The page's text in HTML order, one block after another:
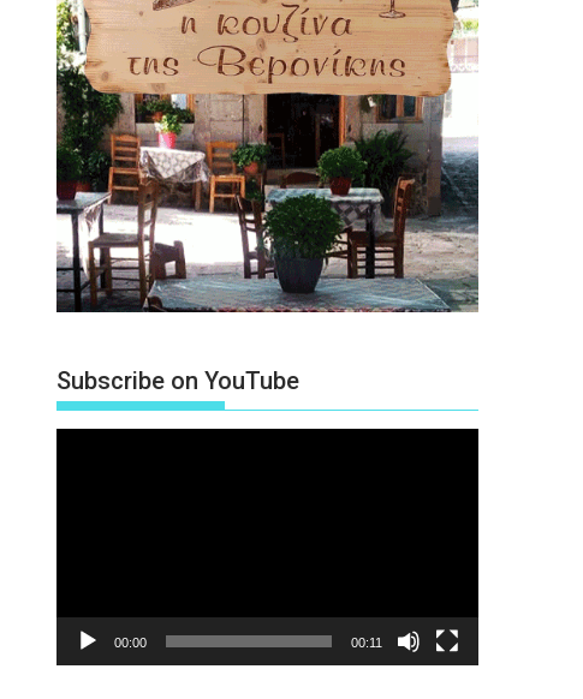
Subscribe on YouTube
00:00 00:11